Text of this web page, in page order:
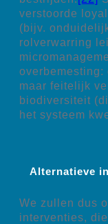
verstoorde
(bijv.
rolverwarring
maar feitelijk
biodiversiteit
het systeem
Alternatieve
We zullen dus
interventies,